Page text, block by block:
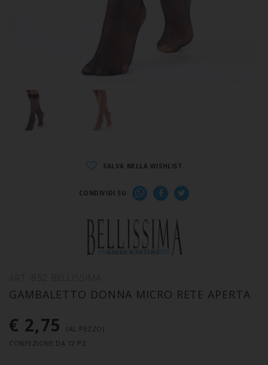
SALVA NELLA WISHLIST
CONDIVIDI SU
GAMBALETTO DONNA MICRO RETE APERTA
€ 2,75
(AL PEZZO)
CONFEZIONE DA 12 PZ